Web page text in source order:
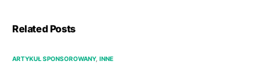
Related Posts
ARTYKUŁ SPONSOROWANY INNE